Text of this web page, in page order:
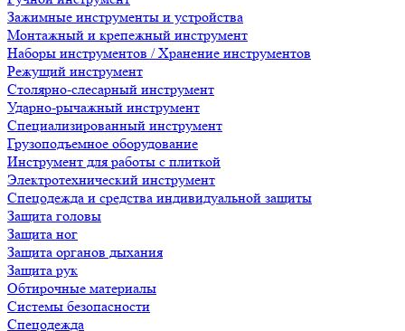
Зажимные инструменты и устройства
Монтажный и крепежный инструмент
Наборы инструментов / Хранение инструментов
Режущий инструмент
Столярно-слесарный инструмент
Ударно-рычажный инструмент
Специализированный инструмент
Грузоподъемное оборудование
Инструмент для работы с плиткой
Электротехнический инструмент
Спецодежда и средства индивидуальной защиты
Защита головы
Защита ног
Защита органов дыхания
Защита рук
Обтирочные материалы
Системы безопасности
Спецодежда